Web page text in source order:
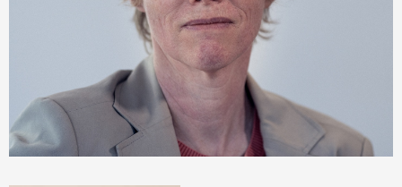
Directrice du centre de recherche Inria
d'Université Côte d'Azur